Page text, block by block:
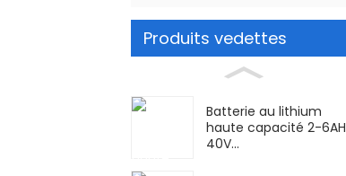
Produits vedettes
Batterie au lithium
haute capacité 2-6AH
40V...